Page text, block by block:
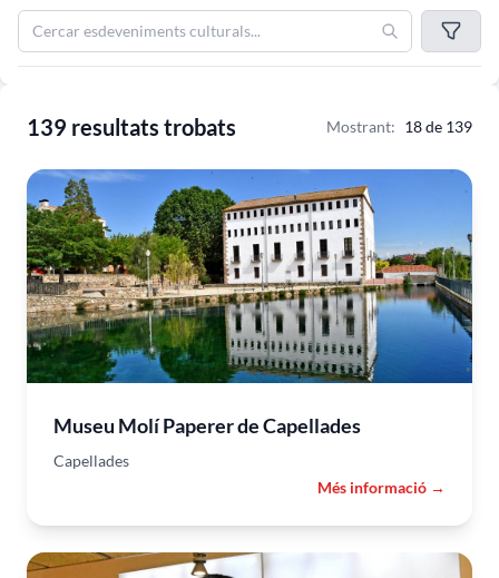
139 resultats trobats Mostrant: 18 de 139
Museu Molí Paperer de Capellades
Capellades
Més informació →